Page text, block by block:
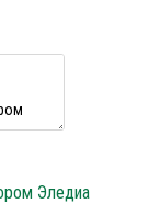
Эледиа